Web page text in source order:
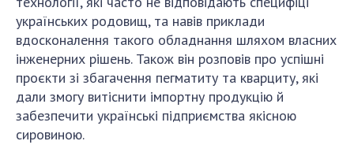
українських родовищ, та навів приклади
вдосконалення такого обладнання шляхом власних
інженерних рішень. Також він розповів про успішні
проєкти зі збагачення пегматиту та кварциту, які
дали змогу витіснити імпортну продукцію й
забезпечити українські підприємства якісною
сировиною.